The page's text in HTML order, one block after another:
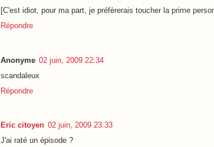
[C'est idiot, pour ma part, je préfèrerais toucher la prime
Répondre
Anonyme 02 juin, 2009 22:34
scandaleux
Répondre
Eric citoyen 02 juin, 2009 23:33
J'ai raté un épisode ?